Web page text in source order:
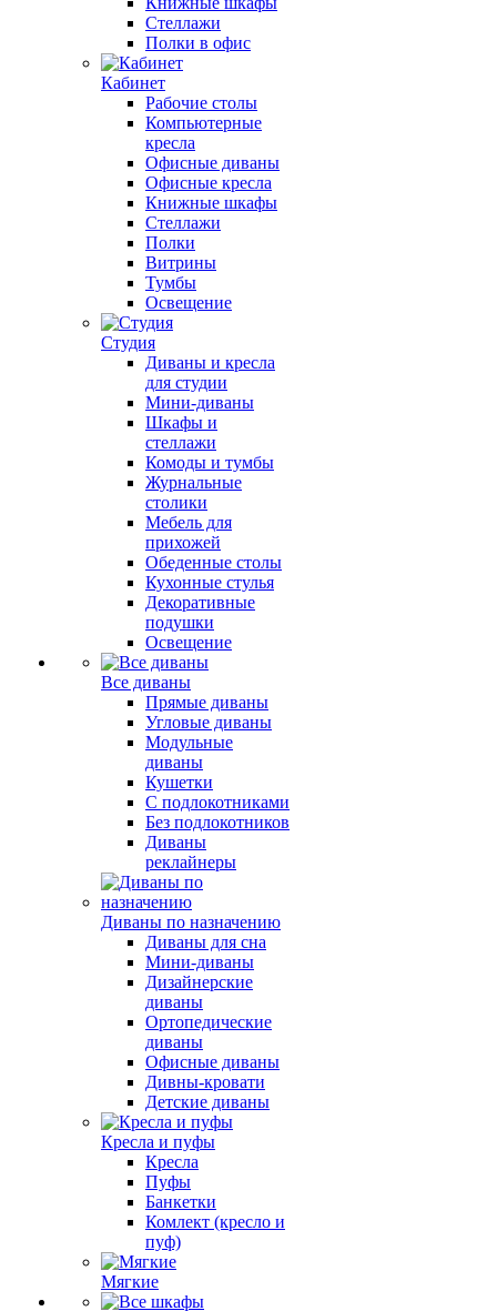
Стеллажи
Полки в офис
Кабинет
Рабочие столы
Компьютерные
кресла
Офисные диваны
Офисные кресла
Книжные шкафы
Стеллажи
Полки
Витрины
Тумбы
Освещение
Студия
Диваны и кресла
для студии
Мини-диваны
Шкафы и
стеллажи
Комоды и тумбы
Журнальные
столики
Мебель для
прихожей
Обеденные столы
Кухонные стулья
Декоративные
подушки
Освещение
Все диваны
Прямые диваны
Угловые диваны
Модульные
диваны
Кушетки
С подлокотниками
Без подлокотников
Диваны
реклайнеры
Диваны по назначению
Диваны для сна
Мини-диваны
Дизайнерские
диваны
Ортопедические
диваны
Офисные диваны
Дивны-кровати
Детские диваны
Кресла и пуфы
Кресла
Пуфы
Банкетки
Комлект (кресло и
пуф)
Мягкие